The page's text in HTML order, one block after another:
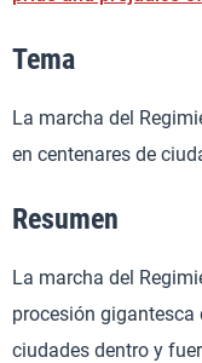
Tema
La marcha del
en centenares de
Resumen
La marcha del
procesión gigantesca
ciudades dentro y